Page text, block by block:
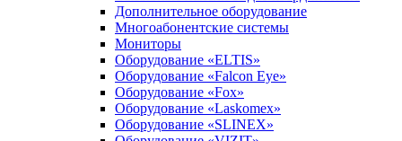
Дополнительное оборудование
Многоабонентские системы
Мониторы
Оборудование «ELTIS»
Оборудование «Falcon Eye»
Оборудование «Fox»
Оборудование «Laskomex»
Оборудование «SLINEX»